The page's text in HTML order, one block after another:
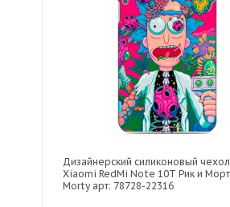
Дизайнерский силиконовый
Xiaomi RedMi Note 10T Рик и
Morty арт: 78728-22316